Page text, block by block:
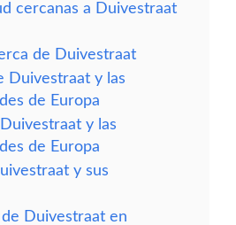
cercanas a Duivestraat
de Duivestraat
Duivestraat y las
de Europa
y las
de Europa
y sus
Duivestraat en